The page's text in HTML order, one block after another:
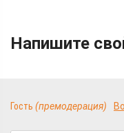
Напишите
Гость (премодерация)